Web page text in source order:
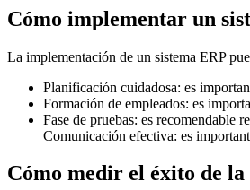
Cómo implementar un
La implementación de un sistema ERP
Planificación cuidadosa: es
Formación de empleados: es
Fase de pruebas: es recomendable
Comunicación efectiva: es
Cómo medir el éxito de